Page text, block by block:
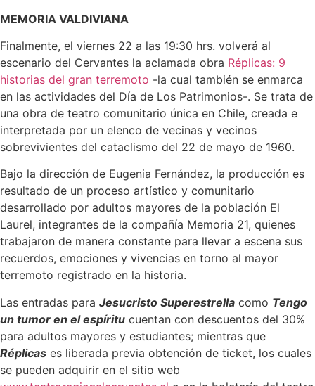
MEMORIA VALDIVIANA
Finalmente, el viernes 22 a las 19:30 hrs. volverá al
escenario del Cervantes la aclamada obra Réplicas: 9
historias del gran terremoto -la cual también se enmarca
en las actividades del Día de Los Patrimonios-. Se trata de
una obra de teatro comunitario única en Chile, creada e
interpretada por un elenco de vecinas y vecinos
sobrevivientes del cataclismo del 22 de mayo de 1960.
Bajo la dirección de Eugenia Fernández, la producción es
resultado de un proceso artístico y comunitario
desarrollado por adultos mayores de la población El
Laurel, integrantes de la compañía Memoria 21, quienes
trabajaron de manera constante para llevar a escena sus
recuerdos, emociones y vivencias en torno al mayor
terremoto registrado en la historia.
Las entradas para Jesucristo Superestrella como Tengo
un tumor en el espíritu cuentan con descuentos del 30%
para adultos mayores y estudiantes; mientras que
Réplicas es liberada previa obtención de ticket, los cuales
se pueden adquirir en el sitio web